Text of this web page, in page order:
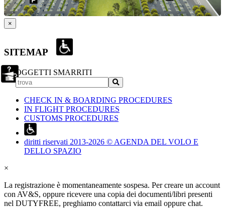
×
SITEMAP
OGGETTI SMARRITI
CHECK IN & BOARDING PROCEDURES
IN FLIGHT PROCEDURES
CUSTOMS PROCEDURES
diritti riservati 2013-2026 © AGENDA DEL VOLO E
DELLO SPAZIO
×
La registrazione è momentaneamente sospesa. Per creare un account
con AV&S, oppure ricevere una copia dei documenti/libri presenti
nel DUTYFREE, preghiamo contattarci via email oppure chat.